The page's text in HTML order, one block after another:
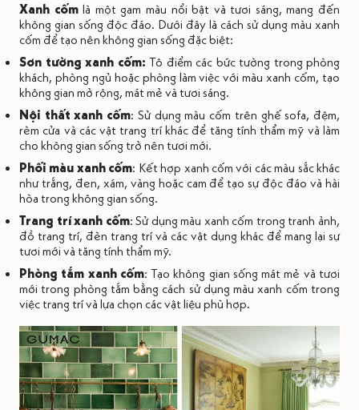
Xanh cốmlà một gam màu nổi bật và tươi sáng, mang đến
không gian sống độc đáo. Dưới đây là cách sử dụng màu xanh
cốm để tạo nên không gian sống đặc biệt:
Sơn tường xanh cốm: Tô điểm các bức tường trong phòng
khách, phòng ngủ hoặc phòng làm việc với màu xanh cốm, tạo
không gian mở rộng, mát mẻ và tươi sáng.
Nội thất xanh cốm: Sử dụng màu cốm trên ghế sofa, đệm,
rèm cửa và các vật trang trí khác để tăng tính thẩm mỹ và làm
cho không gian sống trở nên tươi mới.
Phối màu xanh cốm: Kết hợp xanh cốm với các màu sắc khác
như trắng, đen, xám, vàng hoặc cam để tạo sự độc đáo và hài
hòa trong không gian sống.
Trang trí xanh cốm: Sử dụng màu xanh cốm trong tranh ảnh,
đồ trang trí, đèn trang trí và các vật dụng khác để mang lại sự
tươi mới và tăng tính thẩm mỹ.
Phòng tắm xanh cốm: Tạo không gian sống mát mẻ và tươi
mới trong phòng tắm bằng cách sử dụng màu xanh cốm trong
việc trang trí và lựa chọn các vật liệu phù hợp.